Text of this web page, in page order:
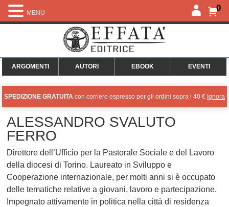
0
ARGOMENTI AUTORI EBOOK EVENTI
SPEDIZIONE GRATUITA con corriere espresso per gli ordini sopra i 40 € Ignora
ALESSANDRO SVALUTO
FERRO
Direttore dell’Ufficio per la Pastorale Sociale e del Lavoro
della diocesi di Torino. Laureato in Sviluppo e
Cooperazione internazionale, per molti anni si è occupato
delle tematiche relative a giovani, lavoro e partecipazione.
Impegnato attivamente in politica nella città di residenza
MENU